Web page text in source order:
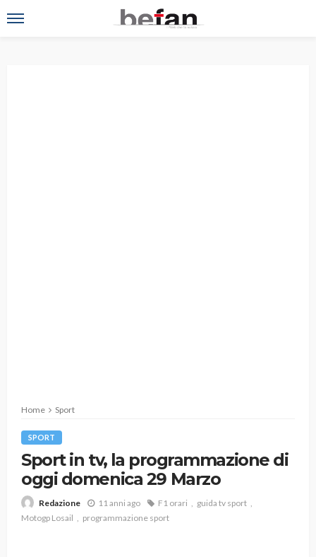
Home Sport
SPORT
Sport in tv, la programmazione di
oggi domenica 29 Marzo
Redazione 11 anni ago F1 orari
guida tv sport
Motogp Losail
programmazione sport